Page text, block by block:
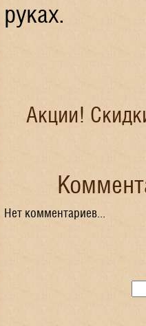
руках.
Акции!
Нет комментариев...